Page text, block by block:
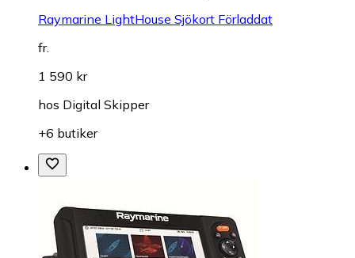
Raymarine LightHouse Sjökort Förladdat
fr.
1 590 kr
hos Digital Skipper
+6 butiker